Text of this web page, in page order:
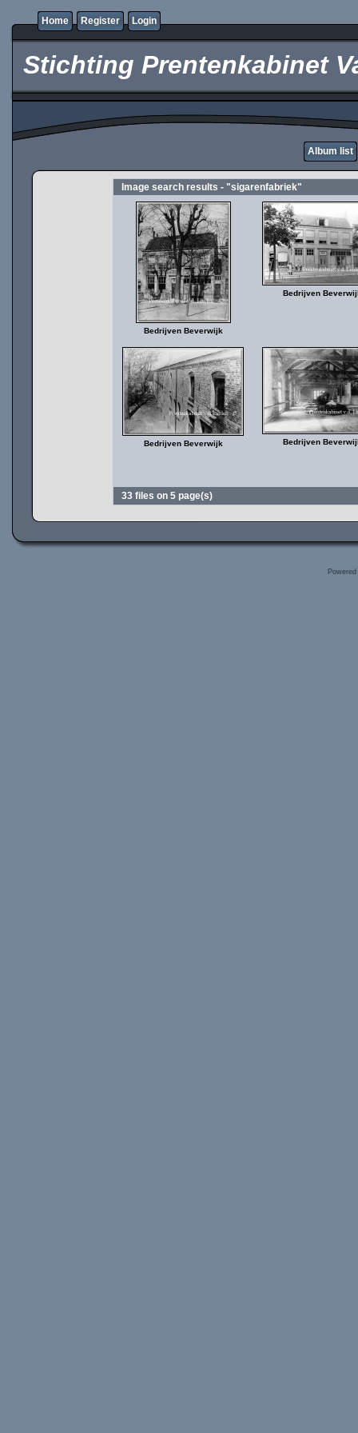
Home Register Login
Stichting Prentenkabinet
Album list
Image search results - "sigarenfabriek"
Bedrijven Beverwijk
Bedrijven
Bedrijven Beverwijk Bedrijven
33 files on 5 page(s)